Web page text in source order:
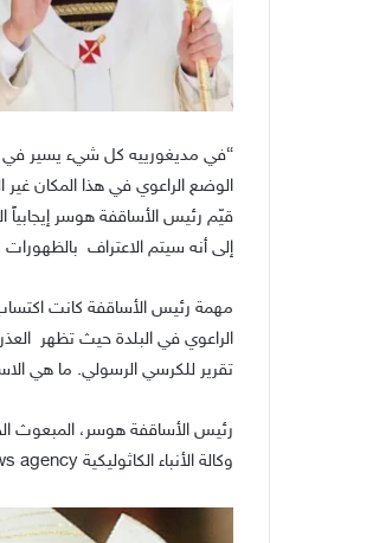
“في مديغورييه كل شيء يسير في
الوضع الراعوي في هذا المكان غير العادي، حيث
قيّم رئيس الأساقفة هوسر
إلى أنه سيتم الاعتراف بالظهورات
مهمة رئيس الأساقفة كانت
تقرير للكرسي الرسولي. ما هي
رئيس الأساقفة هوسر، المبعوث
وكالة الأنباء الكاثوليكية Catholic news agency: